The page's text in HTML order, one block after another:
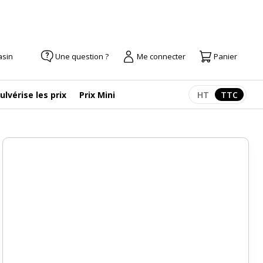
Une question ? Me connecter Panier
les prix Prix Mini Afficher les
HT TTC